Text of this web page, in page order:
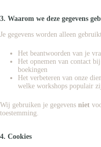
3. Waarom we deze gegevens
Je gegevens worden alleen
Het beantwoorden van je
Het opnemen van contact
boekingen
Het verbeteren van onze
welke workshops populair
Wij gebruiken je gegevens niet
toestemming.
4. Cookies